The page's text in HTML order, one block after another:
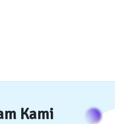
Kami